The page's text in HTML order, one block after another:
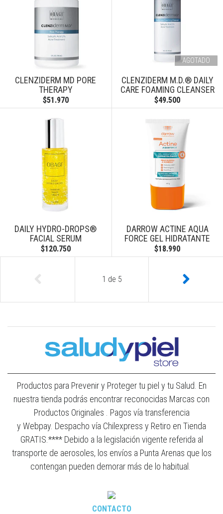
CLENZIDERM MD PORE
THERAPY
$51.970
AGOTADO
CLENZIDERM M.D.® DAILY
CARE FOAMING CLEANSER
$49.500
DAILY HYDRO-DROPS®
FACIAL SERUM
$120.750
DARROW ACTINE AQUA
FORCE GEL HIDRATANTE
$18.990
1 de 5
Productos para Prevenir y Proteger tu piel y tu Salud. En
nuestra tienda podrás encontrar reconocidas Marcas con
Productos Originales . Pagos vía transferencia
y Webpay. Despacho vía Chilexpress y Retiro en Tienda
GRATIS.**** Debido a la legislación vigente referida al
transporte de aerosoles, los envíos a Punta Arenas que los
contengan pueden demorar más de lo habitual.
CONTACTO